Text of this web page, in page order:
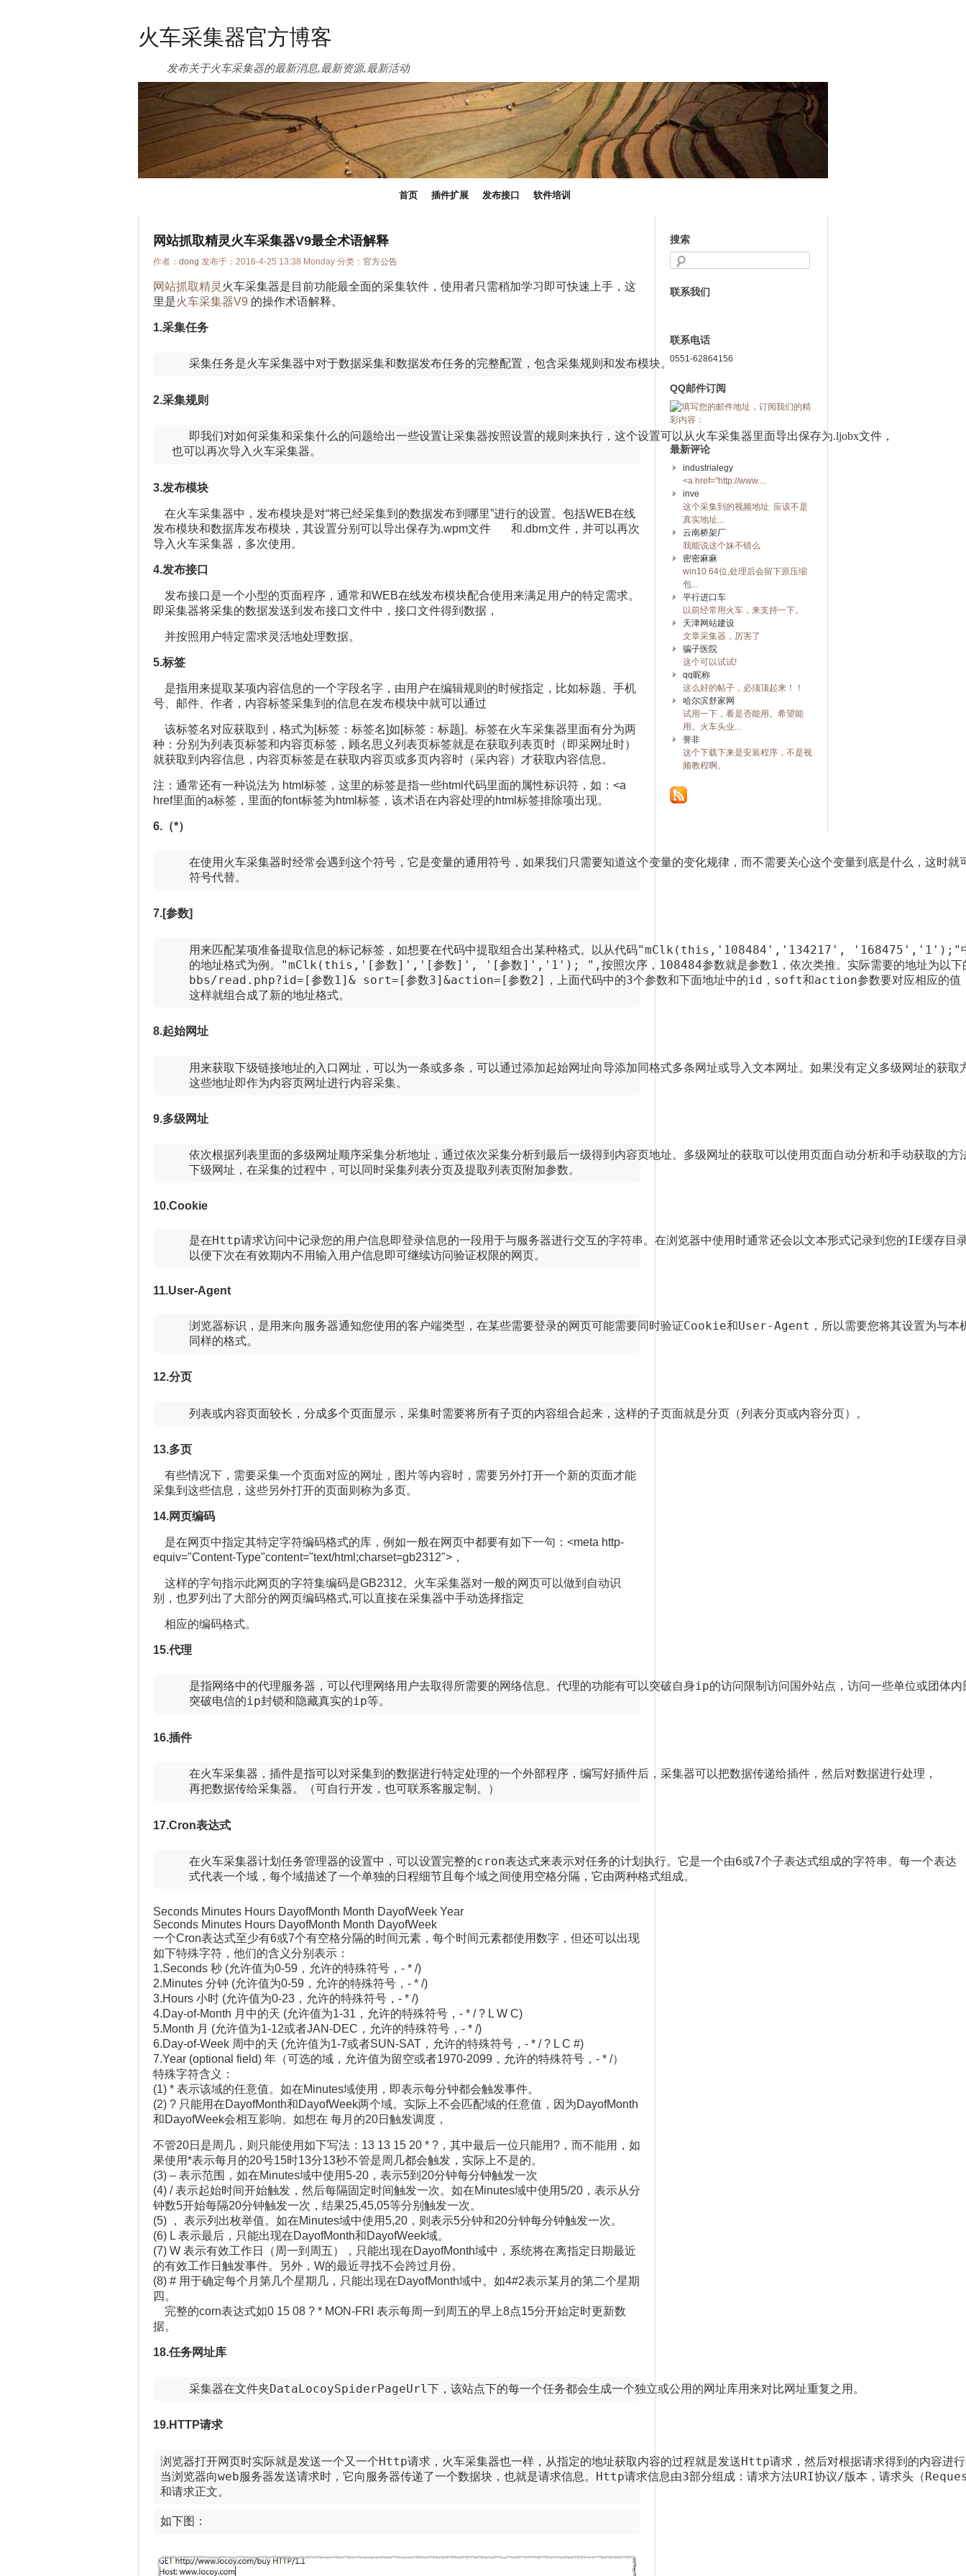
火车采集器官方博客
发布关于火车采集器的最新消息,最新资源,最新活动
首页 插件扩展 发布接口 软件培训
网站抓取精灵火车采集器V9最全术语解释
作者： dong 发布于：2016-4-25 13:38 Monday 分类： 官方公告
网站抓取精灵 火车采集器是目前功能最全面的采集软件，使用者只需稍加学习即可快速上手，这
里是火车采集器V9 的操作术语解释。
1.采集任务
采集任务是火车采集器中对于数据采集和数据发布任务的完整配置，包含采集规则和发布模块。
2.采集规则
即我们对如何采集和采集什么的问题给出一些设置让采集器按照设置的规则来执行，这个设置可以从火车采集器里面导出保存为.ljobx文件，
也可以再次导入火车采集器。
3.发布模块
在火车采集器中，发布模块是对“将已经采集到的数据发布到哪里”进行的设置。包括WEB在线
发布模块和数据库发布模块，其设置分别可以导出保存为.wpm文件 和.dbm文件，并可以再次
导入火车采集器，多次使用。
4.发布接口
发布接口是一个小型的页面程序，通常和WEB在线发布模块配合使用来满足用户的特定需求。
即采集器将采集的数据发送到发布接口文件中，接口文件得到数据，
并按照用户特定需求灵活地处理数据。
5.标签
是指用来提取某项内容信息的一个字段名字，由用户在编辑规则的时候指定，比如标题、手机
号、邮件、作者，内容标签采集到的信息在发布模块中就可以通过
该标签名对应获取到，格式为[标签：标签名]如[标签：标题]。标签在火车采集器里面有分为两
种：分别为列表页标签和内容页标签，顾名思义列表页标签就是在获取列表页时（即采网址时）
就获取到内容信息，内容页标签是在获取内容页或多页内容时（采内容）才获取内容信息。
注：通常还有一种说法为 html标签，这里的标签是指一些html代码里面的属性标识符，如：<a
href里面的a标签，里面的font标签为html标签，该术语在内容处理的html标签排除项出现。
6.（*）
在使用火车采集器时经常会遇到这个符号，它是变量的通用符号，如果我们只需要知道这个变量的变化规律，而不需要关心这个变量到底是什么，这时就
符号代替。
7.[参数]
用来匹配某项准备提取信息的标记标签，如想要在代码中提取组合出某种格式。以从代码"mClk(this,'108484','134217', '168475','1');"中
的地址格式为例。"mClk(this,'[参数]','[参数]', '[参数]','1'); ",按照次序，108484参数就是参数1，依次类推。实际需要的地址为以下的
bbs/read.php?id=[参数1]& sort=[参数3]&action=[参数2]，上面代码中的3个参数和下面地址中的id，soft和action参数要对应相应的值，
这样就组合成了新的地址格式。
8.起始网址
用来获取下级链接地址的入口网址，可以为一条或多条，可以通过添加起始网址向导添加同格式多条网址或导入文本网址。如果没有定义多级网址的获取
这些地址即作为内容页网址进行内容采集。
9.多级网址
依次根据列表里面的多级网址顺序采集分析地址，通过依次采集分析到最后一级得到内容页地址。多级网址的获取可以使用页面自动分析和手动获取的方
下级网址，在采集的过程中，可以同时采集列表分页及提取列表页附加参数。
10.Cookie
是在Http请求访问中记录您的用户信息即登录信息的一段用于与服务器进行交互的字符串。在浏览器中使用时通常还会以文本形式记录到您的IE缓存目
以便下次在有效期内不用输入用户信息即可继续访问验证权限的网页。
11.User-Agent
浏览器标识，是用来向服务器通知您使用的客户端类型，在某些需要登录的网页可能需要同时验证Cookie和User-Agent，所以需要您将其设置为与本
同样的格式。
12.分页
列表或内容页面较长，分成多个页面显示，采集时需要将所有子页的内容组合起来，这样的子页面就是分页（列表分页或内容分页）。
13.多页
有些情况下，需要采集一个页面对应的网址，图片等内容时，需要另外打开一个新的页面才能
采集到这些信息，这些另外打开的页面则称为多页。
14.网页编码
是在网页中指定其特定字符编码格式的库，例如一般在网页中都要有如下一句：<meta http-
equiv="Content-Type"content="text/html;charset=gb2312">，
这样的字句指示此网页的字符集编码是GB2312。火车采集器对一般的网页可以做到自动识
别，也罗列出了大部分的网页编码格式,可以直接在采集器中手动选择指定
相应的编码格式。
15.代理
是指网络中的代理服务器，可以代理网络用户去取得所需要的网络信息。代理的功能有可以突破自身ip的访问限制访问国外站点，访问一些单位或团体内
突破电信的ip封锁和隐藏真实的ip等。
16.插件
在火车采集器，插件是指可以对采集到的数据进行特定处理的一个外部程序，编写好插件后，采集器可以把数据传递给插件，然后对数据进行处理，
再把数据传给采集器。（可自行开发，也可联系客服定制。）
17.Cron表达式
在火车采集器计划任务管理器的设置中，可以设置完整的cron表达式来表示对任务的计划执行。它是一个由6或7个子表达式组成的字符串。每一个表达
式代表一个域，每个域描述了一个单独的日程细节且每个域之间使用空格分隔，它由两种格式组成。
Seconds Minutes Hours DayofMonth Month DayofWeek Year
Seconds Minutes Hours DayofMonth Month DayofWeek
一个Cron表达式至少有6或7个有空格分隔的时间元素，每个时间元素都使用数字，但还可以出现
如下特殊字符，他们的含义分别表示：
1.Seconds 秒 (允许值为0-59，允许的特殊符号，- * /)
2.Minutes 分钟 (允许值为0-59，允许的特殊符号，- * /)
3.Hours 小时 (允许值为0-23，允许的特殊符号，- * /)
4.Day-of-Month 月中的天 (允许值为1-31，允许的特殊符号，- * / ? L W C)
5.Month 月 (允许值为1-12或者JAN-DEC，允许的特殊符号，- * /)
6.Day-of-Week 周中的天 (允许值为1-7或者SUN-SAT，允许的特殊符号，- * / ? L C #)
7.Year (optional field) 年（可选的域，允许值为留空或者1970-2099，允许的特殊符号，- * /）
特殊字符含义：
(1) * 表示该域的任意值。如在Minutes域使用，即表示每分钟都会触发事件。
(2) ? 只能用在DayofMonth和DayofWeek两个域。实际上不会匹配域的任意值，因为DayofMonth
和DayofWeek会相互影响。如想在 每月的20日触发调度，
不管20日是周几，则只能使用如下写法：13 13 15 20 * ?，其中最后一位只能用?，而不能用，如
果使用*表示每月的20号15时13分13秒不管是周几都会触发，实际上不是的。
(3) – 表示范围，如在Minutes域中使用5-20，表示5到20分钟每分钟触发一次
(4) / 表示起始时间开始触发，然后每隔固定时间触发一次。如在Minutes域中使用5/20，表示从分
钟数5开始每隔20分钟触发一次，结果25,45,05等分别触发一次。
(5) ， 表示列出枚举值。如在Minutes域中使用5,20，则表示5分钟和20分钟每分钟触发一次。
(6) L 表示最后，只能出现在DayofMonth和DayofWeek域。
(7) W 表示有效工作日（周一到周五），只能出现在DayofMonth域中，系统将在离指定日期最近
的有效工作日触发事件。另外，W的最近寻找不会跨过月份。
(8) # 用于确定每个月第几个星期几，只能出现在DayofMonth域中。如4#2表示某月的第二个星期
四。
完整的corn表达式如0 15 08 ? * MON-FRI 表示每周一到周五的早上8点15分开始定时更新数
据。
18.任务网址库
采集器在文件夹DataLocoySpiderPageUrl下，该站点下的每一个任务都会生成一个独立或公用的网址库用来对比网址重复之用。
19.HTTP请求
浏览器打开网页时实际就是发送一个又一个Http请求，火车采集器也一样，从指定的地址获取内容的过程就是发送Http请求，然后对根据请求得到的内容进
当浏览器向web服务器发送请求时，它向服务器传递了一个数据块，也就是请求信息。Http请求信息由3部分组成：请求方法URI协议/版本，请求头（
和请求正文。
如下图：
搜索
联系我们
联系电话
0551-62864156
QQ邮件订阅
最新评论
industrialegy
<a href="http://www....
inve
这个采集到的视频地址 应该不是
真实地址...
云南桥架厂
我能说这个妹不错么
密密麻麻
win10 64位,处理后会留下原压缩
包...
平行进口车
以前经常用火车，来支持一下。
天津网站建设
文章采集器，厉害了
骗子医院
这个可以试试!
qq昵称
这么好的帖子，必须顶起来！！
哈尔滨舒家网
试用一下，看是否能用。希望能
用。火车头业...
誉非
这个下载下来是安装程序，不是视
频教程啊。